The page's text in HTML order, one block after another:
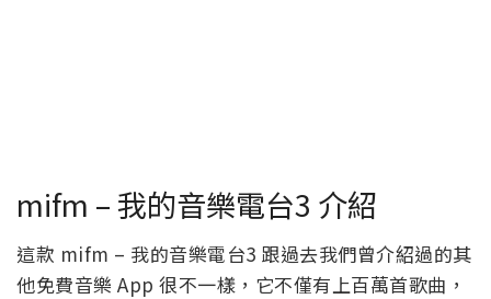
mifm – 我的音樂電台3 介紹
這款 mifm – 我的音樂電台3 跟過去我們曾介紹過的其
他免費音樂 App 很不一樣，它不僅有上百萬首歌曲，